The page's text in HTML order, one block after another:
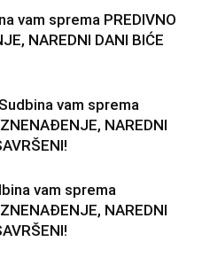
vam sprema PREDIVNO
NAREDNI DANI BIĆE
vam sprema
NAREDNI
vam sprema
NAREDNI